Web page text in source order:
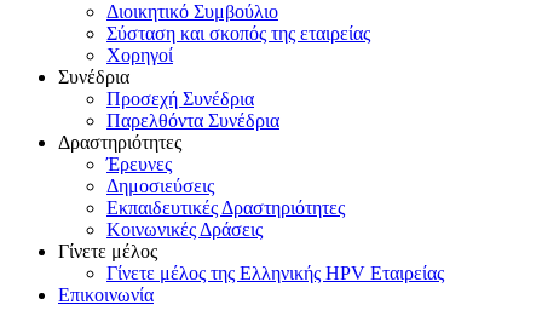
Διοικητικό Συμβούλιο
Σύσταση και σκοπός της εταιρείας
Χορηγοί
Συνέδρια
Προσεχή Συνέδρια
Παρελθόντα Συνέδρια
Δραστηριότητες
Έρευνες
Δημοσιεύσεις
Εκπαιδευτικές Δραστηριότητες
Κοινωνικές Δράσεις
Γίνετε μέλος
Γίνετε μέλος της Ελληνικής HPV Εταιρείας
Επικοινωνία